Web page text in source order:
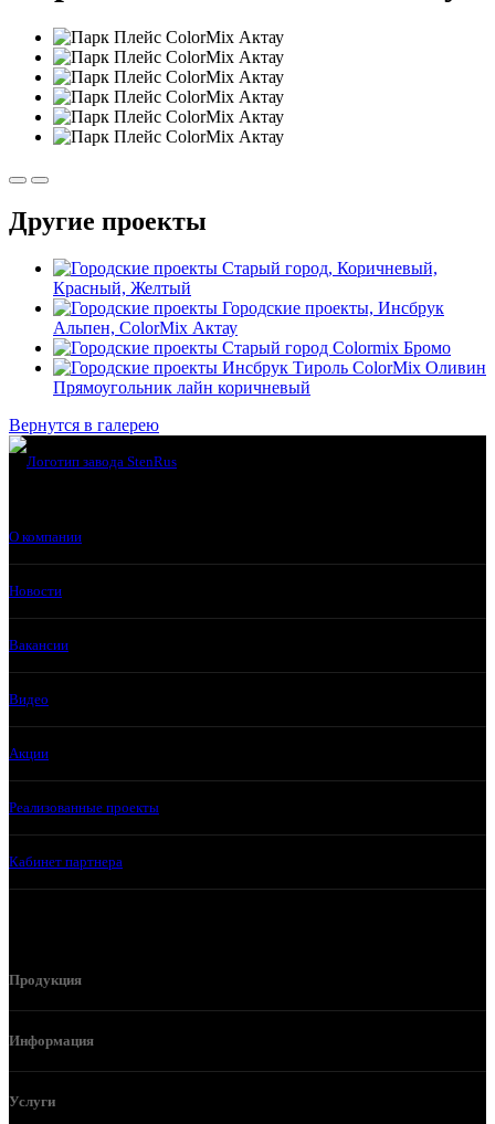
Другие проекты
Старый город, Коричневый,
Красный, Желтый
Городские проекты, Инсбрук
Альпен, ColorMix Актау
Старый город Colormix Бромо
Инсбрук Тироль ColorMix Оливин
Прямоугольник лайн коричневый
Вернутся в галерею
О компании
Новости
Вакансии
Видео
Акции
Реализованные проекты
Кабинет партнера
Продукция
Информация
Услуги